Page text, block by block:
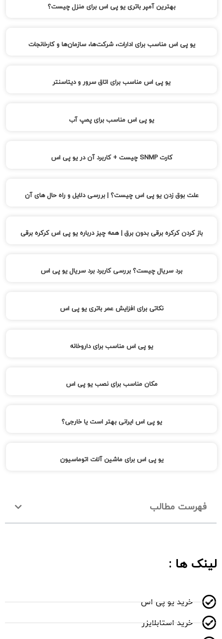
بهترین آمپر باتری یو پی اس برای منزل چیست؟
یو پی اس مناسب برای ادارات، شرکت‌ها، سازمان‌ها و کارخانجات
یو پی اس مناسب برای اتاق سرور و دیتاسنتر
یو پی اس مناسب برای پمپ آب
کارت SNMP چیست + کاربرد آن در یو پی اس
علت بوق زدن یو پی اس چیست؟ | بررسی دلایل و راه حال های آن
باز کردن کرکره برقی بدون برق | همه چیز درباره یو پی اس کرکره برقی
برد سریال چیست؟ بررسی کاربرد برد سریال یو پی اس
نکاتی برای افزایش عمر باتری یو پی اس
یو پی اس مناسب برای داروخانه
مکان مناسب برای نصب یو پی اس
یو پی اس ایرانی بهتر است یا خارجی؟
یو پی اس برای ماشین آلات اتوماسیون
فهرست مطالب
لینک ها :
خرید یو پی اس
خرید استابلایزر